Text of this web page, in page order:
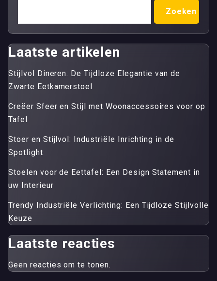
Zoeken
Laatste artikelen
Stijlvol Dineren: De Tijdloze Elegantie van de
Zwarte Eetkamerstoel
Creëer Sfeer en Stijl met Woonaccessoires voor op
Tafel
Stoer en Stijlvol: Industriële Inrichting in de
Spotlight
Stoelen voor de Eettafel: Een Design Statement in
uw Interieur
Trendy Industriële Verlichting: Een Tijdloze Stijlvolle
Keuze
Laatste reacties
Geen reacties om te tonen.